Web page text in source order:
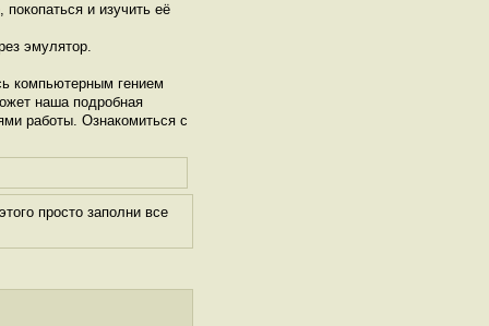
и изучить её
эмулятор.
компьютерным гением
наша подробная
работы. Ознакомиться с
просто заполни все